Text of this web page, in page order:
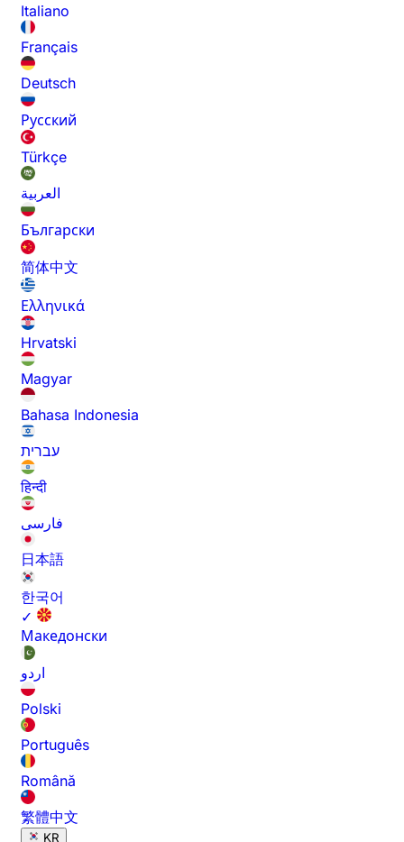
Italiano
Français
Deutsch
Русский
Türkçe
العربية
Български
简体中文
Ελληνικά
Hrvatski
Magyar
Bahasa Indonesia
עברית
हिन्दी
فارسی
日本語
한국어
✓
Македонски
اردو
Polski
Português
Română
繁體中文
KR